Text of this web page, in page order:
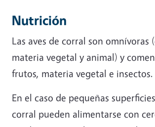
Nutrición
Las aves de corral son omnívoras
materia vegetal y animal) y
frutos, materia vegetal e insectos.
En el caso de pequeñas
corral pueden alimentarse con